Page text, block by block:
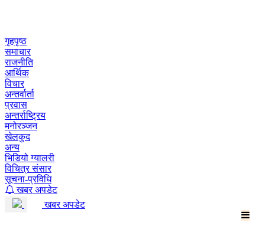
गृहपृष्ठ
समाचार
राजनीति
आर्थिक
विचार
अन्तर्वार्ता
प्रवास
अन्तर्राष्ट्रिय
मनोरञ्जन
खेलकुद
अन्य
भिडियो ग्यालरी
विचित्र संसार
सूचना-प्रविधि
खबर अपडेट
खबर अपडेट